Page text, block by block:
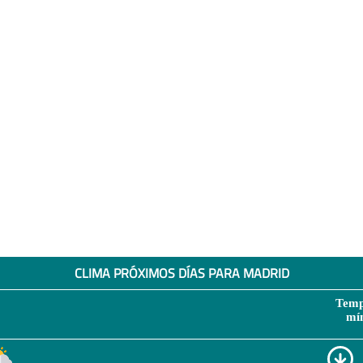
CLIMA PRÓXIMOS DÍAS PARA MADRID